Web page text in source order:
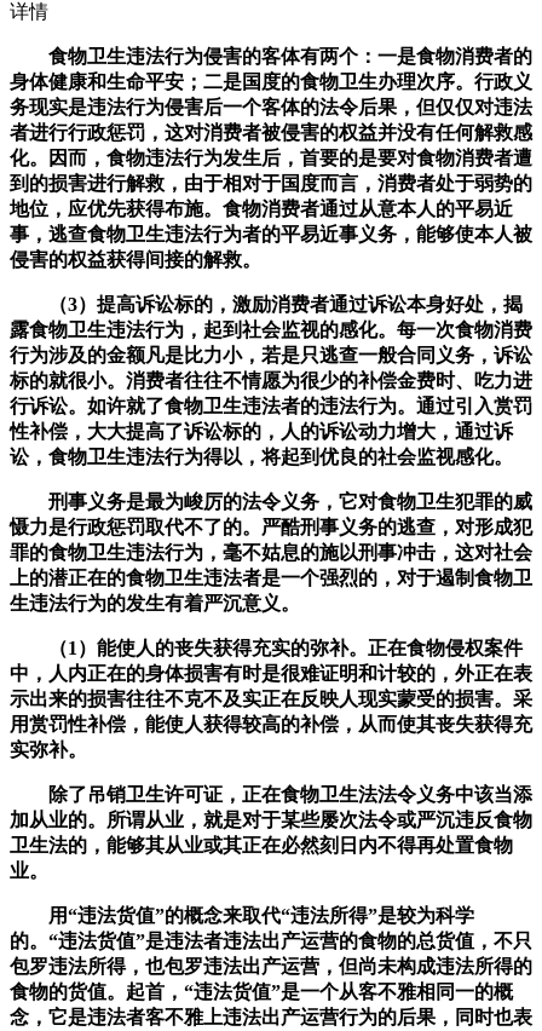
详情
食物卫生违法行为侵害的客体有两个：一是食物消费者的
身体健康和生命平安；二是国度的食物卫生办理次序。行政义
务现实是违法行为侵害后一个客体的法令后果，但仅仅对违法
者进行行政惩罚，这对消费者被侵害的权益并没有任何解救感
化。因而，食物违法行为发生后，首要的是要对食物消费者遭
到的损害进行解救，由于相对于国度而言，消费者处于弱势的
地位，应优先获得布施。食物消费者通过从意本人的平易近
事，逃查食物卫生违法行为者的平易近事义务，能够使本人被
侵害的权益获得间接的解救。
（3）提高诉讼标的，激励消费者通过诉讼本身好处，揭
露食物卫生违法行为，起到社会监视的感化。每一次食物消费
行为涉及的金额凡是比力小，若是只逃查一般合同义务，诉讼
标的就很小。消费者往往不情愿为很少的补偿金费时、吃力进
行诉讼。如许就了食物卫生违法者的违法行为。通过引入赏罚
性补偿，大大提高了诉讼标的，人的诉讼动力增大，通过诉
讼，食物卫生违法行为得以，将起到优良的社会监视感化。
刑事义务是最为峻厉的法令义务，它对食物卫生犯罪的威
慑力是行政惩罚取代不了的。严酷刑事义务的逃查，对形成犯
罪的食物卫生违法行为，毫不姑息的施以刑事冲击，这对社会
上的潜正在的食物卫生违法者是一个强烈的，对于遏制食物卫
生违法行为的发生有着严沉意义。
（1）能使人的丧失获得充实的弥补。正在食物侵权案件
中，人内正在的身体损害有时是很难证明和计较的，外正在表
示出来的损害往往不克不及实正在反映人现实蒙受的损害。采
用赏罚性补偿，能使人获得较高的补偿，从而使其丧失获得充
实弥补。
除了吊销卫生许可证，正在食物卫生法法令义务中该当添
加从业的。所谓从业，就是对于某些屡次法令或严沉违反食物
卫生法的，能够其从业或其正在必然刻日内不得再处置食物
业。
用“违法货值”的概念来取代“违法所得”是较为科学
的。“违法货值”是违法者违法出产运营的食物的总货值，不只
包罗违法所得，也包罗违法出产运营，但尚未构成违法所得的
食物的货值。起首，“违法货值”是一个从客不雅相同一的概
念，它是违法者客不雅上违法出产运营行为的后果，同时也表